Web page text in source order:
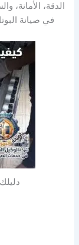
الدقة، الأمانة،
في صيانة